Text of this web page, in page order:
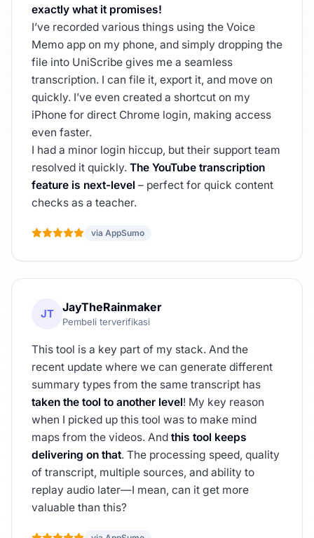
exactly what it promises!
I’ve recorded various things using the Voice
Memo app on my phone, and simply dropping the
file into UniScribe gives me a seamless
transcription. I can file it, export it, and move on
quickly. I’ve even created a shortcut on my
iPhone for direct Chrome login, making access
even faster.
I had a minor login hiccup, but their support team
resolved it quickly. The YouTube transcription
feature is next-level – perfect for quick content
checks as a teacher.
via AppSumo
JT JayTheRainmaker
Pembeli terverifikasi
This tool is a key part of my stack. And the
recent update where we can generate different
summary types from the same transcript has
taken the tool to another level! My key reason
when I picked up this tool was to make mind
maps from the videos. And this tool keeps
delivering on that. The processing speed, quality
of transcript, multiple sources, and ability to
replay audio later—I mean, can it get more
valuable than this?